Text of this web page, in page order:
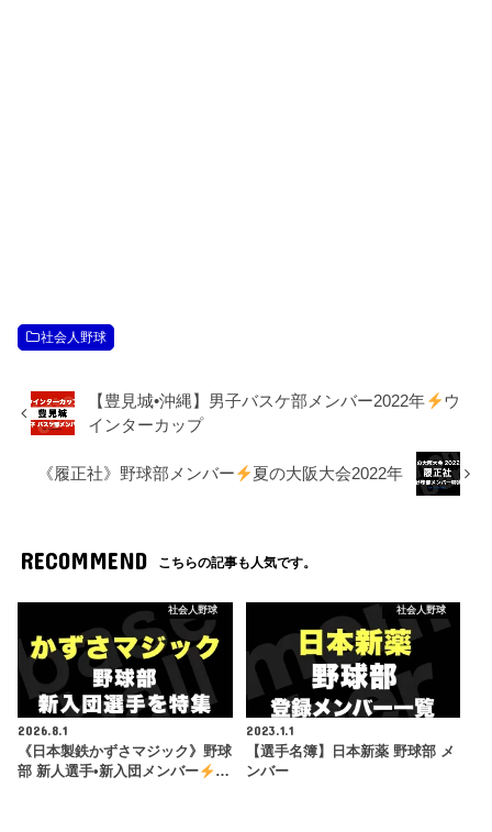
社会人野球
【豊見城•沖縄】男子バスケ部メンバー2022年
ウ
インターカップ
《履正社》野球部メンバー 夏の大阪大会2022年
RECOMMEND こちらの記事も人気です。
社会人野球
2026.8.1
《日本製鉄かずさマジック》野球
部 新人選手•新入団メンバー
…
社会人野球
2023.1.1
【選手名簿】日本新薬 野球部 メ
ンバー